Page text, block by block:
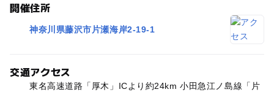
開催住所
神奈川県藤沢市片瀬海岸2-19-1
交通アクセス
東名高速道路「厚木」ICより約24km 小田急江ノ島線「片